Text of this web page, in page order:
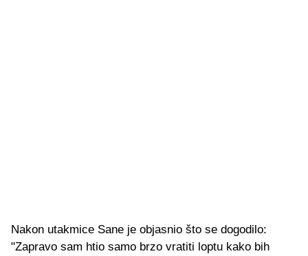
Nakon utakmice Sane je objasnio što se dogodilo:
"Zapravo sam htio samo brzo vratiti loptu kako bih